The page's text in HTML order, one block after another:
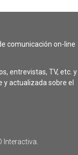
comunicación on-line
entrevistas, TV, etc. y
actualizada sobre el
Interactiva